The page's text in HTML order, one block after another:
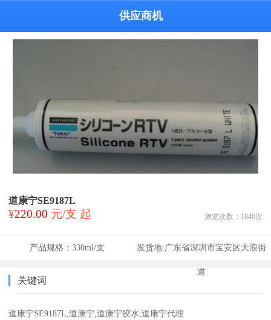
供应商机
道康宁SE9187L
¥220.00 元/支 起 浏览次数： 1840次
产品规格： 330ml/支 发货地:广东省深圳市宝安区大浪街
道
关键词
道康宁SE9187L,道康宁,道康宁胶水,道康宁代理